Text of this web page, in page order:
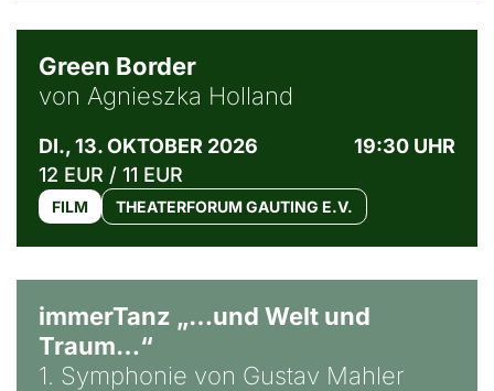
Green Border
von Agnieszka Holland
DI., 13. OKTOBER 2026
19:30 UHR
12 EUR / 11 EUR
FILM THEATERFORUM GAUTING E.V.
immerTanz „…und Welt und
Traum…“
1. Symphonie von Gustav Mahler